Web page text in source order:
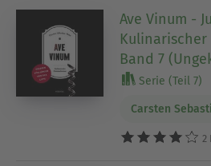
Ave Vinum -
Band 7
Serie (Teil 7)
Carsten
2